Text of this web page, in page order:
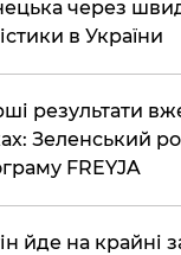
через
в України
результати
Зеленський
FREYJA
йде на крайні